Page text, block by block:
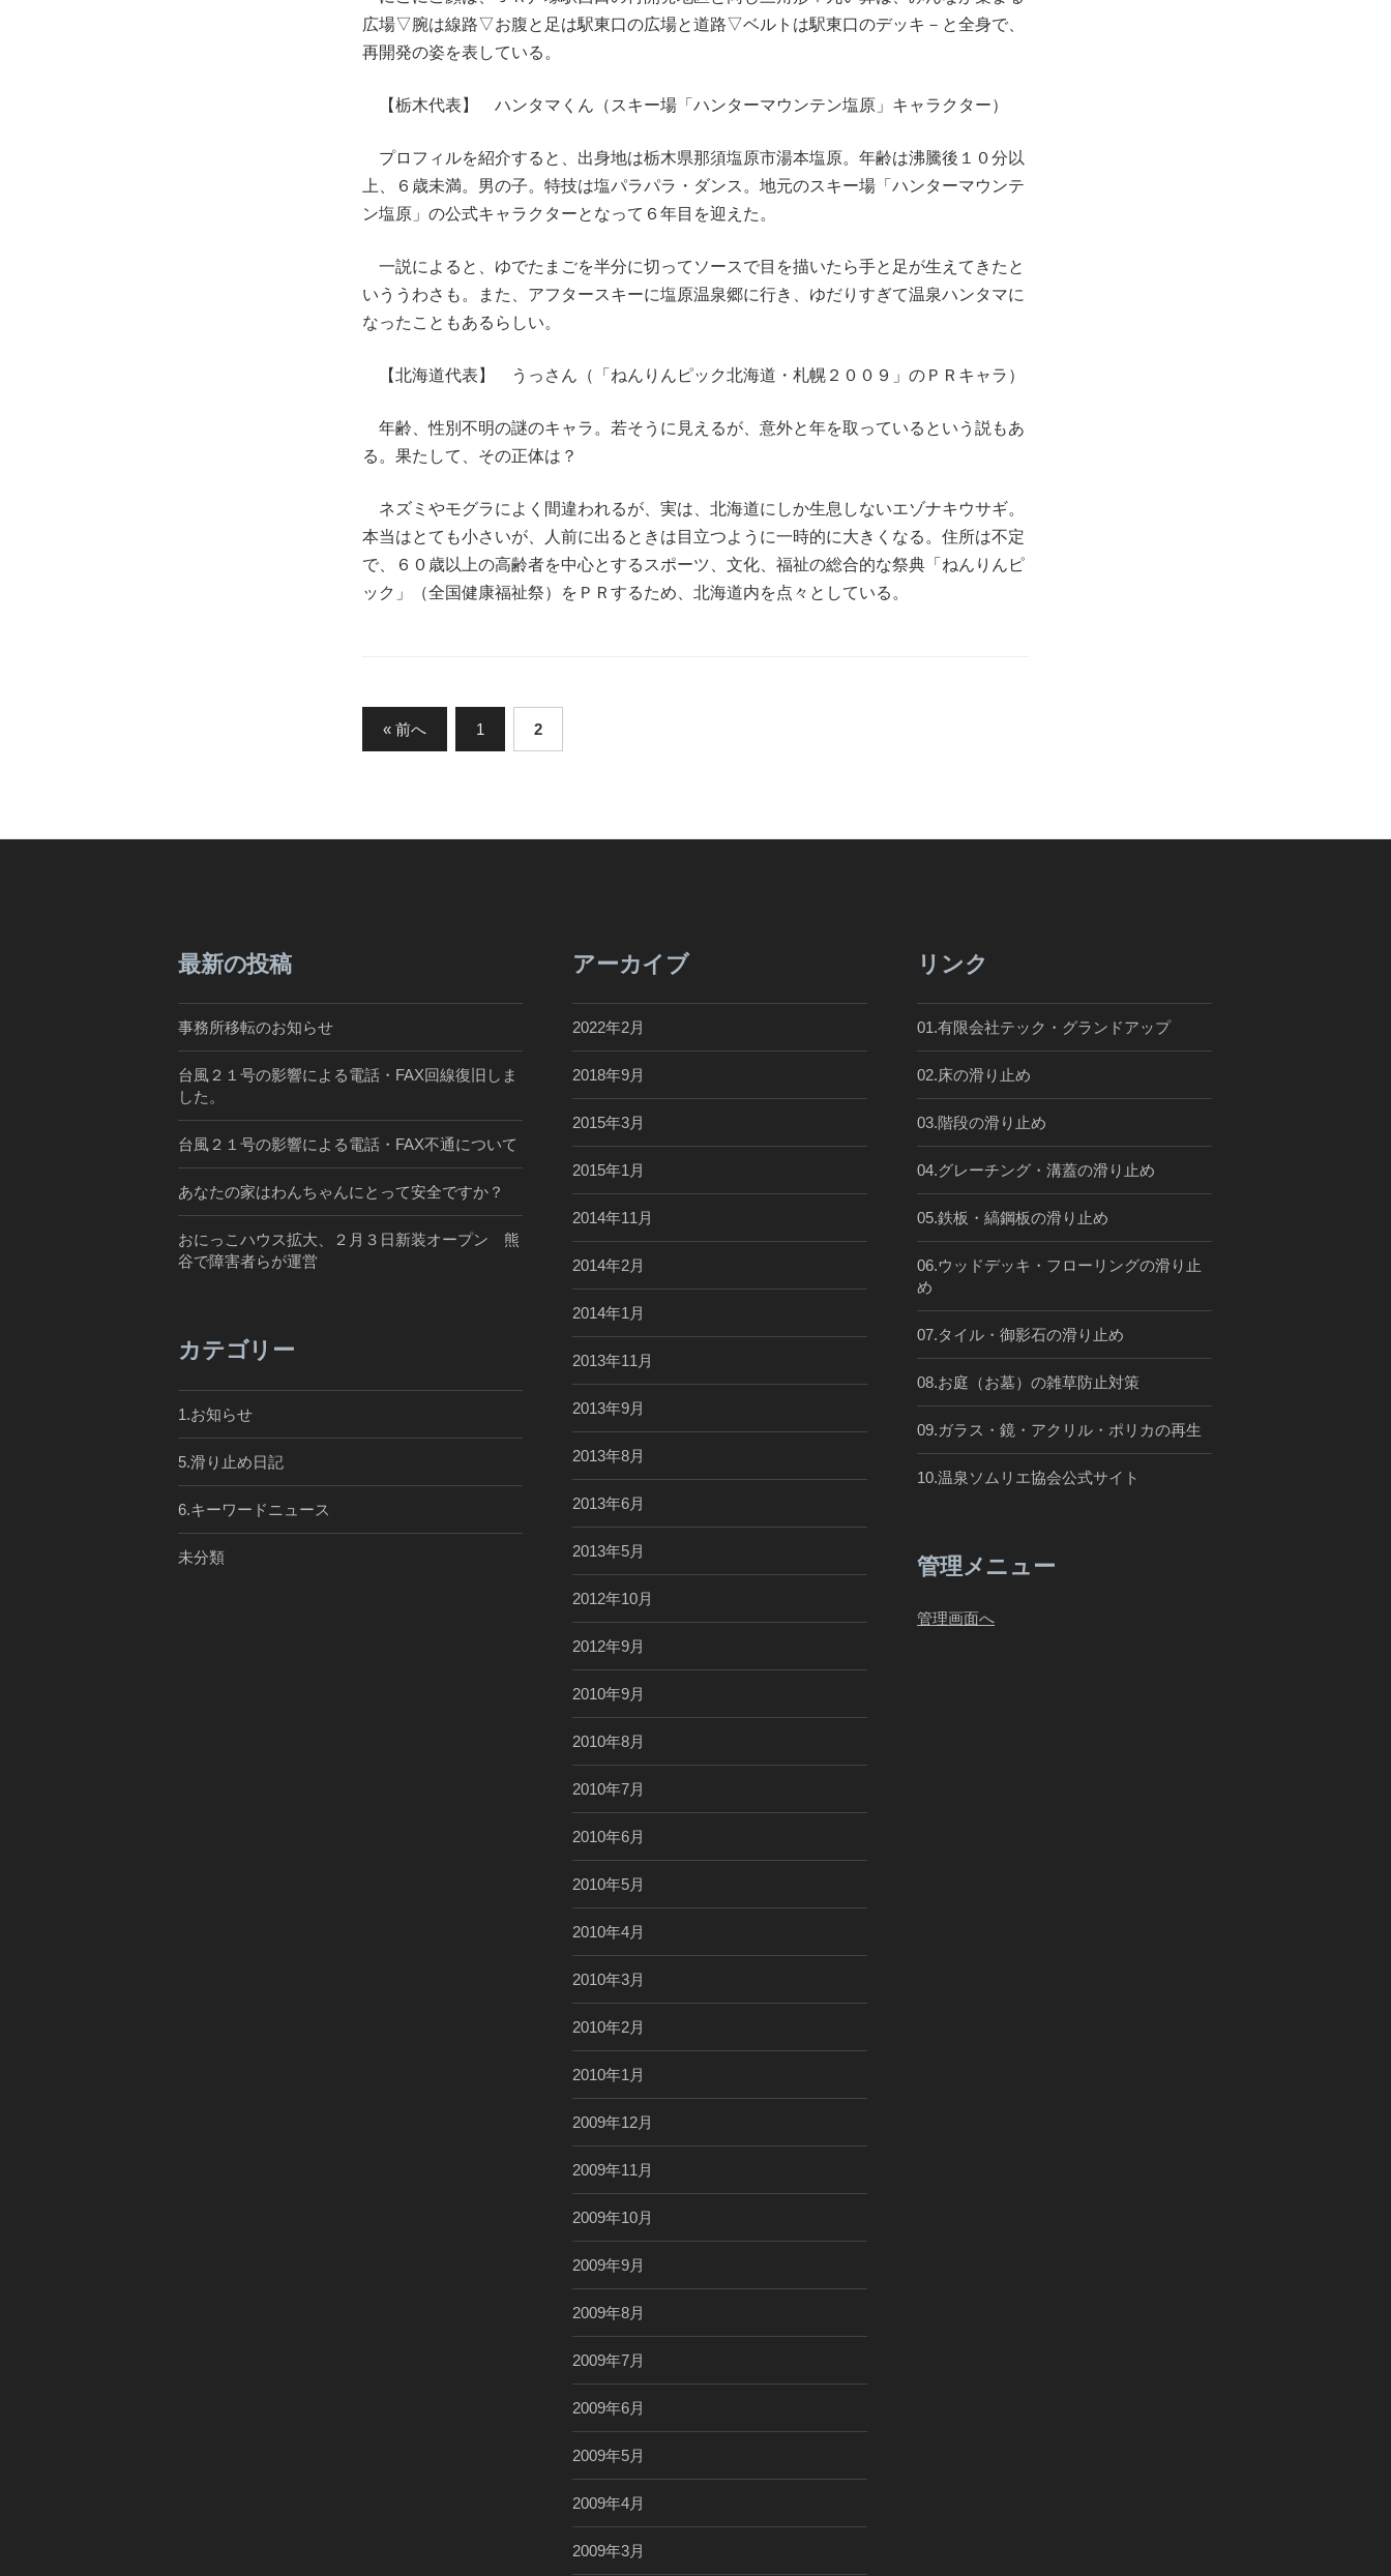
広場▽腕は線路▽お腹と足は駅東口の広場と道路▽ベルトは駅東口のデッキ－と全身で、
再開発の姿を表している。
【栃木代表】 ハンタマくん（スキー場「ハンターマウンテン塩原」キャラクター）
プロフィルを紹介すると、出身地は栃木県那須塩原市湯本塩原。年齢は沸騰後１０分以
上、６歳未満。男の子。特技は塩パラパラ・ダンス。地元のスキー場「ハンターマウンテ
ン塩原」の公式キャラクターとなって６年目を迎えた。
一説によると、ゆでたまごを半分に切ってソースで目を描いたら手と足が生えてきたと
いううわさも。また、アフタースキーに塩原温泉郷に行き、ゆだりすぎて温泉ハンタマに
なったこともあるらしい。
【北海道代表】 うっさん（「ねんりんピック北海道・札幌２００９」のＰＲキャラ）
年齢、性別不明の謎のキャラ。若そうに見えるが、意外と年を取っているという説もあ
る。果たして、その正体は？
ネズミやモグラによく間違われるが、実は、北海道にしか生息しないエゾナキウサギ。
本当はとても小さいが、人前に出るときは目立つように一時的に大きくなる。住所は不定
で、６０歳以上の高齢者を中心とするスポーツ、文化、福祉の総合的な祭典「ねんりんピ
ック」（全国健康福祉祭）をＰＲするため、北海道内を点々としている。
稿
« 前へ 1 2
最新の投稿
事務所移転のお知らせ
台風２１号の影響による電話・FAX回線復旧しま
した。
台風２１号の影響による電話・FAX不通について
あなたの家はわんちゃんにとって安全ですか？
おにっこハウス拡大、２月３日新装オープン 熊
谷で障害者らが運営
カテゴリー
1.お知らせ
5.滑り止め日記
6.キーワードニュース
未分類
アーカイブ
2022年2月
2018年9月
2015年3月
2015年1月
2014年11月
2014年2月
2014年1月
2013年11月
2013年9月
2013年8月
2013年6月
2013年5月
2012年10月
2012年9月
2010年9月
2010年8月
2010年7月
2010年6月
2010年5月
2010年4月
2010年3月
2010年2月
2010年1月
2009年12月
2009年11月
2009年10月
2009年9月
2009年8月
2009年7月
2009年6月
2009年5月
2009年4月
2009年3月
リンク
01.有限会社テック・グランドアップ
02.床の滑り止め
03.階段の滑り止め
04.グレーチング・溝蓋の滑り止め
05.鉄板・縞鋼板の滑り止め
06.ウッドデッキ・フローリングの滑り止
め
07.タイル・御影石の滑り止め
08.お庭（お墓）の雑草防止対策
09.ガラス・鏡・アクリル・ポリカの再生
10.温泉ソムリエ協会公式サイト
管理メニュー
管理画面へ